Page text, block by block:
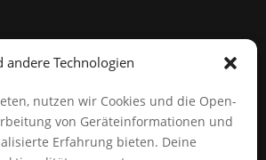
andere Technologien
nutzen wir Cookies und die Open-
von Geräteinformationen und
Erfahrung bieten. Deine
Innovation für
zur
und AMP